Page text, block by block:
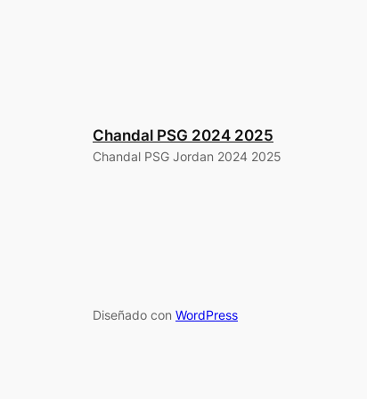
Chandal PSG 2024 2025
Chandal PSG Jordan 2024 2025
Diseñado con WordPress